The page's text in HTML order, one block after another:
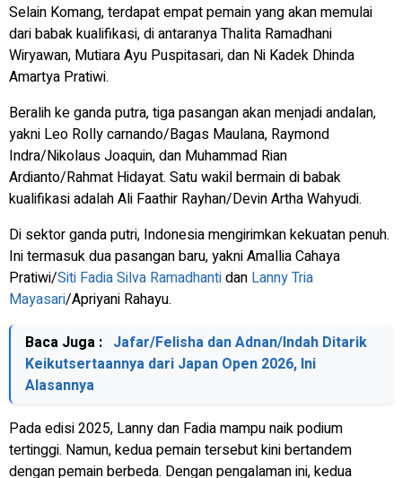
Selain Komang, terdapat empat pemain yang akan memulai
dari babak kualifikasi, di antaranya Thalita Ramadhani
Wiryawan, Mutiara Ayu Puspitasari, dan Ni Kadek Dhinda
Amartya Pratiwi.
Beralih ke ganda putra, tiga pasangan akan menjadi andalan,
yakni Leo Rolly carnando/Bagas Maulana, Raymond
Indra/Nikolaus Joaquin, dan Muhammad Rian
Ardianto/Rahmat Hidayat. Satu wakil bermain di babak
kualifikasi adalah Ali Faathir Rayhan/Devin Artha Wahyudi.
Di sektor ganda putri, Indonesia mengirimkan kekuatan penuh.
Ini termasuk dua pasangan baru, yakni Amallia Cahaya
Pratiwi/Siti Fadia Silva Ramadhantidan Lanny Tria
Mayasari/Apriyani Rahayu.
Baca Juga : Jafar/Felisha dan Adnan/Indah Ditarik
Keikutsertaannya dari Japan Open 2026, Ini
Alasannya
Pada edisi 2025, Lanny dan Fadia mampu naik podium
tertinggi. Namun, kedua pemain tersebut kini bertandem
dengan pemain berbeda. Dengan pengalaman ini, kedua